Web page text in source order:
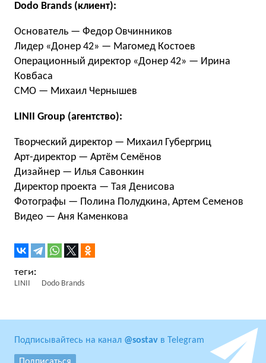
Dodo Brands (клиент):
Основатель — Федор Овчинников
Лидер «Донер 42» — Магомед Костоев
Операционный директор «Донер 42» — Ирина
Ковбаса
СМО — Михаил Чернышев
LINII Group (агентство):
Творческий директор — Михаил Губергриц
Арт-директор — Артём Семёнов
Дизайнер — Илья Савонкин
Директор проекта — Тая Денисова
Фотографы — Полина Полудкина, Артем Семенов
Видео — Аня Каменкова
LINII Dodo Brands
Подписывайтесь на канал @sostav в Telegram